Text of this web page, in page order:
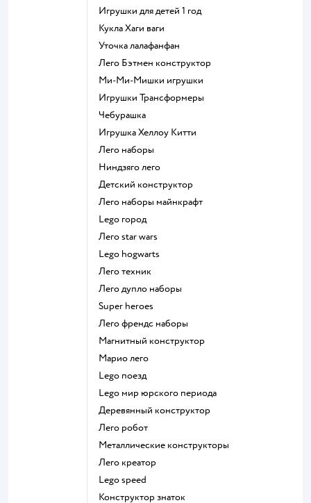
Игрушки для детей 1 год
Кукла Хаги ваги
Уточка лалафанфан
Лего Бэтмен конструктор
Ми-Ми-Мишки игрушки
Игрушки Трансформеры
Чебурашка
Игрушка Хеллоу Китти
Лего наборы
Ниндзяго лего
Детский конструктор
Лего наборы майнкрафт
Lego город
Лего star wars
Lego hogwarts
Лего техник
Лего дупло наборы
Super heroes
Лего френдс наборы
Магнитный конструктор
Марио лего
Lego поезд
Lego мир юрского периода
Деревянный конструктор
Лего робот
Металлические конструкторы
Лего креатор
Lego speed
Конструктор знаток